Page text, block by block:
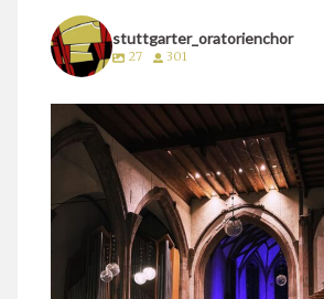
stuttgarter_oratorienchor
27 301
stuttgarter_oratorienchor
März 24